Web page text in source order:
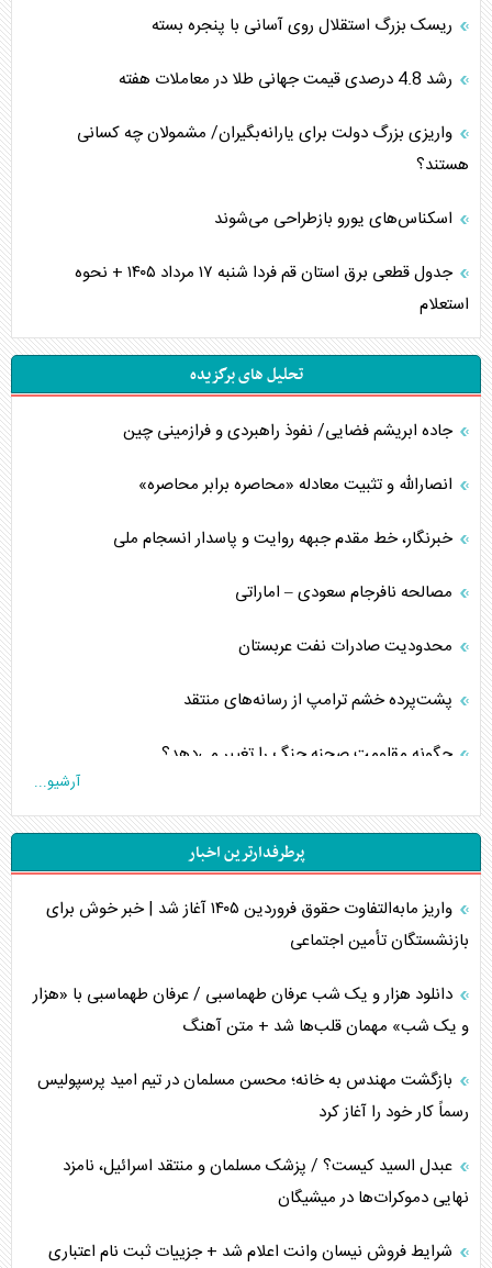
ریسک بزرگ استقلال روی آسانی با پنجره بسته
رشد 4.8 درصدی قیمت جهانی طلا در معاملات هفته
واریزی بزرگ دولت برای یارانه‌بگیران/ مشمولان چه کسانی
هستند؟
اسکناس‌های یورو بازطراحی می‌شوند
جدول قطعی برق استان قم فردا شنبه ۱۷ مرداد ۱۴۰۵ + نحوه
استعلام
تحلیل های برگزیده
جاده ابریشم فضایی/ نفوذ راهبردی و فرازمینی چین
انصارالله و تثبیت معادله «محاصره برابر محاصره»
خبرنگار، خط مقدم جبهه روایت و پاسدار انسجام ملی
مصالحه نافرجام سعودی – اماراتی
محدودیت صادرات نفت عربستان
پشت‌پرده خشم ترامپ از رسانه‌های منتقد
چگونه مقاومت صحنه جنگ را تغییر می‌دهد؟
جنگ رمضان و معضل حضور نظامیان آمریکایی
تحلیل جامع پدیده تراستی‌ها
تأثیر جنگ ایران و آمریکا بر اقتصاد جهانی
اربعین، کابوس مشترک تل‌آویو-واشنگتن
برنامه هفتم توسعه در نقطه کور سیاستگذاری
اوکراین بازوی مخرب آمریکا در غرب آسیا
اهمیت راهبردی اردن برای آمریکا
آرشیو...
پرطرفدارترین اخبار
واریز مابه‌التفاوت حقوق فروردین ۱۴۰۵ آغاز شد | خبر خوش برای
بازنشستگان تأمین اجتماعی
دانلود هزار و یک شب عرفان طهماسبی / عرفان طهماسبی با «هزار
و یک شب» مهمان قلب‌ها شد + متن آهنگ
بازگشت مهندس به خانه؛ محسن مسلمان در تیم امید پرسپولیس
رسماً کار خود را آغاز کرد
عبدل السید کیست؟ / پزشک مسلمان و منتقد اسرائیل، نامزد
نهایی دموکرات‌ها در میشیگان
شرایط فروش نیسان وانت اعلام شد + جزییات ثبت نام اعتباری